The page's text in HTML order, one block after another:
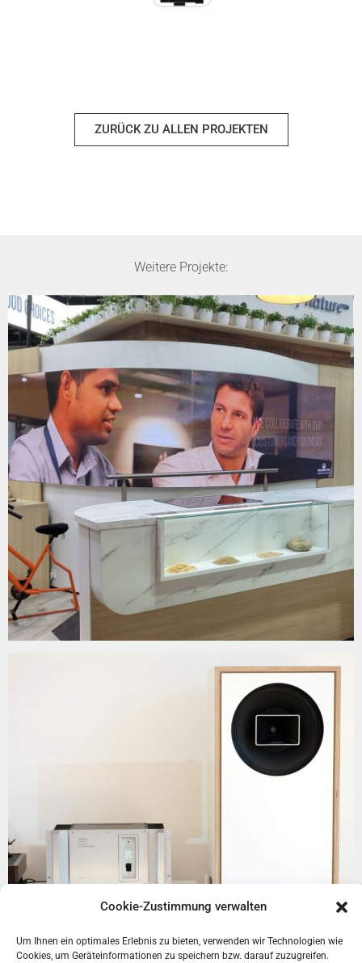
Cookie-Zustimmung verwalten
Um Ihnen ein optimales Erlebnis zu bieten, verwenden wir Technologien wie
Cookies, um Geräteinformationen zu speichern bzw. darauf zuzugreifen.
ZURÜCK ZU ALLEN PROJEKTEN
Weitere Projekte: